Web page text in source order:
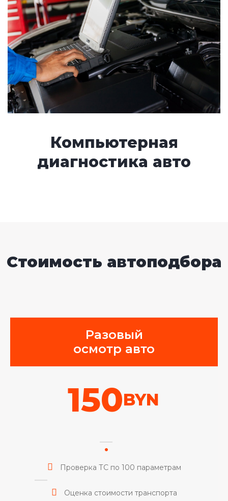
Компьютерная
диагностика авто
Стоимость автоподбора
Разовый
осмотр авто
150BYN
Проверка ТС по 100 параметрам
Оценка стоимости транспорта